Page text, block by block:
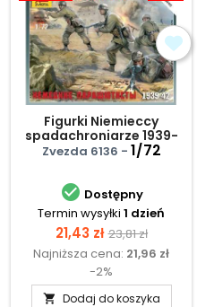
Figurki Niemieccy
spadachroniarze 1939-
42
Zvezda 6136 - 1/72
 Dostępny
Termin wysyłki 1 dzień
Cena
21,43 zł Cena
podstawowa
23,81 zł
Najniższa cena: 21,96 zł
-2%
 Dodaj do koszyka